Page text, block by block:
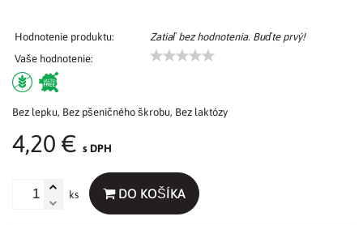
Hodnotenie produktu:
Zatiaľ bez hodnotenia. Buďte prvý!
Vaše hodnotenie:
Bez lepku, Bez pšeničného škrobu, Bez laktózy
4,20 € s DPH
ks DO KOŠÍKA